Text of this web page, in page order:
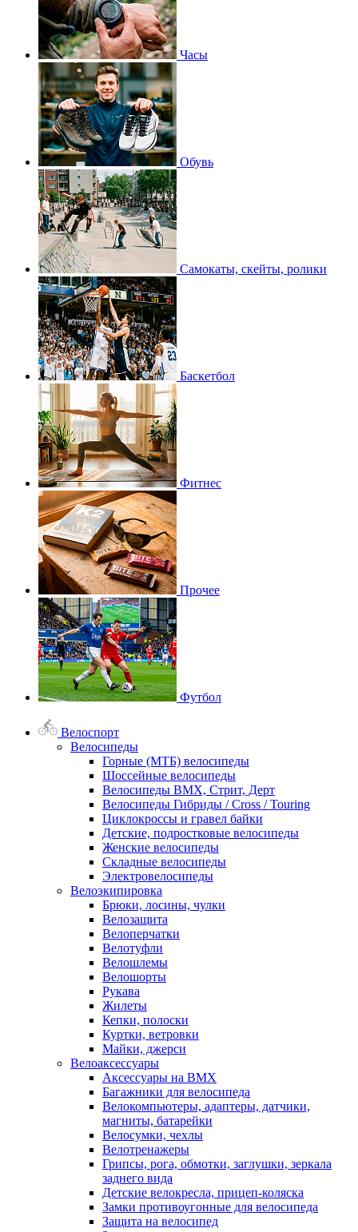
Часы
Обувь
Самокаты, скейты, ролики
Баскетбол
Фитнес
Прочее
Футбол
Велоспорт
Велосипеды
Горные (МТБ) велосипеды
Шоссейные велосипеды
Велосипеды BMX, Стрит, Дерт
Велосипеды Гибриды / Cross / Touring
Циклокроссы и гравел байки
Детские, подростковые велосипеды
Женские велосипеды
Складные велосипеды
Электровелосипеды
Велоэкипировка
Брюки, лосины, чулки
Велозащита
Велоперчатки
Велотуфли
Велошлемы
Велошорты
Рукава
Жилеты
Кепки, полоски
Куртки, ветровки
Майки, джерси
Велоаксессуары
Аксессуары на BMX
Багажники для велосипеда
Велокомпьютеры, адаптеры, датчики,
магниты, батарейки
Велосумки, чехлы
Велотренажеры
Грипсы, рога, обмотки, заглушки, зеркала
заднего вида
Детские велокресла, прицеп-коляска
Замки противоугонные для велосипеда
Защита на велосипед